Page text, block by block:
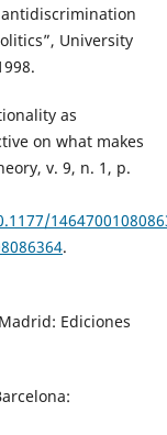
University
as
on what makes
v. 9, n. 1, p.
.
Ediciones